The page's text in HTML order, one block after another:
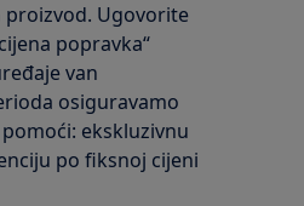
proizvod. Ugovorite
popravka“
van
osiguravamo
ekskluzivnu
po fiksnoj cijeni